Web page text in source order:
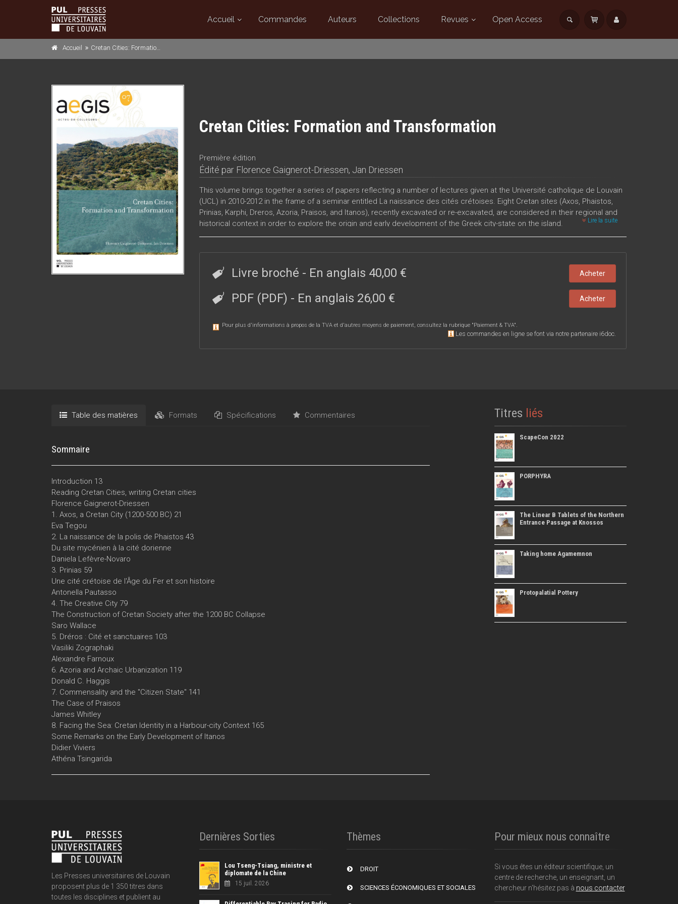
Accueil Commandes Auteurs Collections Revues Open Access
Accueil Cretan Cities: Formation and Transformation
Cretan Cities: Formation and Transformation
Première édition
Édité par Florence Gaignerot-Driessen, Jan Driessen
This volume brings together a series of papers reflecting a number of lectures given at the Université catholique de Louvain
(UCL) in 2010-2012 in the frame of a seminar entitled La naissance des cités crétoises. Eight Cretan sites (Axos, Phaistos,
Prinias, Karphi, Dreros, Azoria, Praisos, and Itanos), recently excavated or re-excavated, are considered in their regional and
historical context in order to explore the origin and early development of the Greek city-state on the island.
Lire la suite
Livre broché - En anglais 40,00 € Acheter
PDF (PDF) - En anglais 26,00 € Acheter
Pour plus d'informations à propos de la TVA et d'autres moyens de paiement, consultez la rubrique "Paiement & TVA".
Les commandes en ligne se font via notre partenaire i6doc.
Table des matières Formats Spécifications Commentaires
Sommaire
Introduction 13
Reading Cretan Cities, writing Cretan cities
Florence Gaignerot-Driessen
1. Axos, a Cretan City (1200-500 BC) 21
Eva Tegou
2. La naissance de la polis de Phaistos 43
Du site mycénien à la cité dorienne
Daniela Lefèvre-Novaro
3. Prinias 59
Une cité crétoise de l'Âge du Fer et son histoire
Antonella Pautasso
4. The Creative City 79
The Construction of Cretan Society after the 1200 BC Collapse
Saro Wallace
5. Dréros : Cité et sanctuaires 103
Vasiliki Zographaki
Alexandre Farnoux
6. Azoria and Archaic Urbanization 119
Donald C. Haggis
7. Commensality and the "Citizen State" 141
The Case of Praisos
James Whitley
8. Facing the Sea: Cretan Identity in a Harbour-city Context 165
Some Remarks on the Early Development of Itanos
Didier Viviers
Athéna Tsingarida
Titres liés
ScapeCon 2022
PORPHYRA
The Linear B Tablets of the Northern
Entrance Passage at Knossos
Taking home Agamemnon
Protopalatial Pottery
Les Presses universitaires de Louvain
proposent plus de 1 350 titres dans
toutes les disciplines et publient au
Dernières Sorties
Lou Tseng-Tsiang, ministre et
diplomate de la Chine
15 juil. 2026
Thèmes
DROIT
SCIENCES ÉCONOMIQUES ET SOCIALES
Pour mieux nous connaître
Si vous êtes un éditeur scientifique, un
centre de recherche, un enseignant, un
chercheur n'hésitez pas à nous contacter